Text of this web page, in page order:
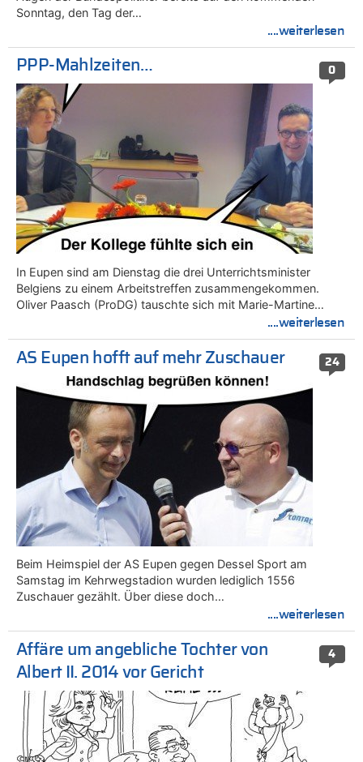
Sonntag, den Tag der…
....weiterlesen
0
PPP-Mahlzeiten…
In Eupen sind am Dienstag die drei Unterrichtsminister
Belgiens zu einem Arbeitstreffen zusammengekommen.
Oliver Paasch (ProDG) tauschte sich mit Marie-Martine…
....weiterlesen
24
AS Eupen hofft auf mehr Zuschauer
Beim Heimspiel der AS Eupen gegen Dessel Sport am
Samstag im Kehrwegstadion wurden lediglich 1556
Zuschauer gezählt. Über diese doch…
....weiterlesen
4
Affäre um angebliche Tochter von
Albert II. 2014 vor Gericht